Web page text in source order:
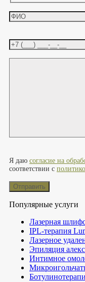
Я даю согласие на
соответствии с
Популярные услуги
Лазерная
IPL-терапия
Лазерное
Эпиляция
Интимное